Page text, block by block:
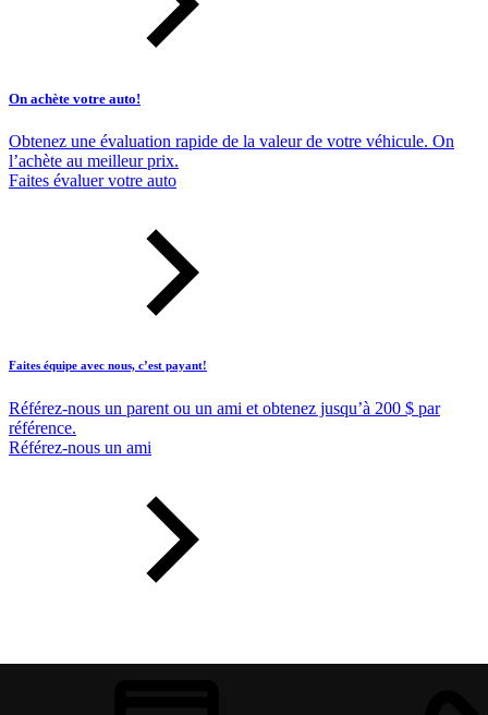
On achète votre auto!
Obtenez une évaluation rapide de la valeur de votre véhicule. On
l’achète au meilleur prix.
Faites évaluer votre auto
Faites équipe avec nous, c’est payant!
Référez-nous un parent ou un ami et obtenez jusqu’à 200 $ par
référence.
Référez-nous un ami